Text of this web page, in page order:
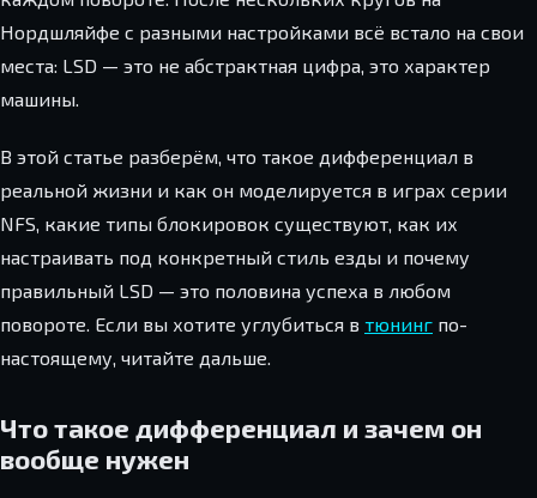
Нордшляйфе с разными настройками всё встало на свои
места: LSD — это не абстрактная цифра, это характер
машины.
В этой статье разберём, что такое дифференциал в
реальной жизни и как он моделируется в играх серии
NFS, какие типы блокировок существуют, как их
настраивать под конкретный стиль езды и почему
правильный LSD — это половина успеха в любом
повороте. Если вы хотите углубиться в тюнинг по-
настоящему, читайте дальше.
Что такое дифференциал и зачем он
вообще нужен